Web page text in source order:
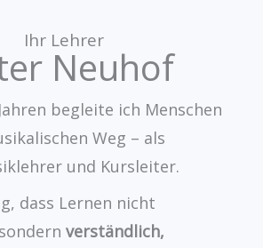
Ihr Lehrer
Neuhof
begleite ich Menschen
Weg – als
und Kursleiter.
dass Lernen nicht
verständlich,